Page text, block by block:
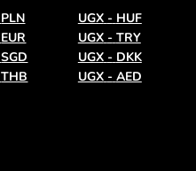
PLN UGX - HUF
EUR UGX - TRY
SGD UGX - DKK
THB UGX - AED